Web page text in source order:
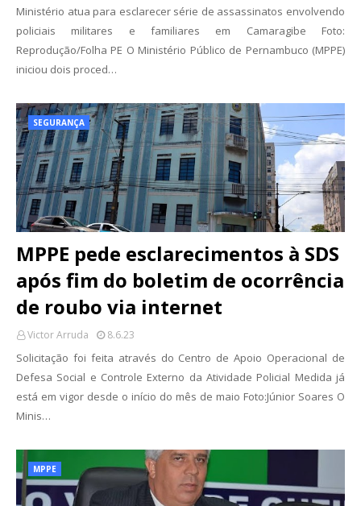
Ministério atua para esclarecer série de assassinatos envolvendo
policiais militares e familiares em Camaragibe Foto:
Reprodução/Folha PE O Ministério Público de Pernambuco (MPPE)
iniciou dois proced…
SEGURANÇA
MPPE pede esclarecimentos à SDS
após fim do boletim de ocorrência
de roubo via internet
Victor Arruda 8.6.23
Solicitação foi feita através do Centro de Apoio Operacional de
Defesa Social e Controle Externo da Atividade Policial Medida já
está em vigor desde o início do mês de maio Foto:Júnior Soares O
Minis…
MPPE